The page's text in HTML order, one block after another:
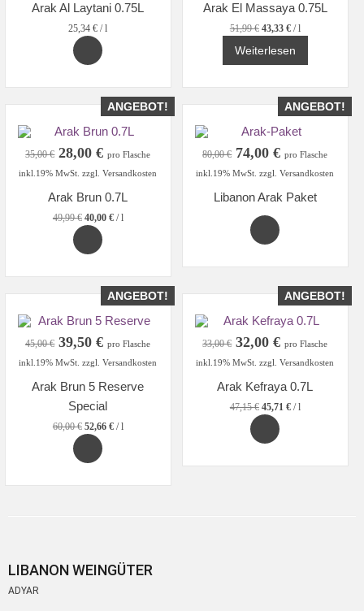
Arak Al Laytani 0.75L
25,34€ /l
39,00 €32,50 €.
Arak El Massaya 0.75L
51,99€ 43,33 €/l
Weiterlesen
ANGEBOT!
35,00€ Ursprünglicher
Preis
35,00 €
28,00€Aktueller
Preis
28,00 €.
pro Flasche
inkl.19% MwSt. zzgl. Versandkosten
Arak Brun 0.7L
49,99€ 40,00 €/l
ANGEBOT!
80,00€ Ursprünglicher
Preis
80,00 €
74,00€Aktueller
Preis
74,00 €.
pro Flasche
inkl.19% MwSt. zzgl. Versandkosten
Libanon Arak Paket
ANGEBOT!
45,00€ Ursprünglicher
Preis
45,00 €
39,50€Aktueller
Preis
39,50 €.
pro Flasche
inkl.19% MwSt. zzgl. Versandkosten
Arak Brun 5 Reserve
Special
60,00€ 52,66 €/l
ANGEBOT!
33,00€ Ursprünglicher
Preis
33,00 €
32,00€Aktueller
Preis
32,00 €.
pro Flasche
inkl.19% MwSt. zzgl. Versandkosten
Arak Kefraya 0.7L
47,15€ 45,71 €/l
LIBANON WEINGÜTER
ADYAR